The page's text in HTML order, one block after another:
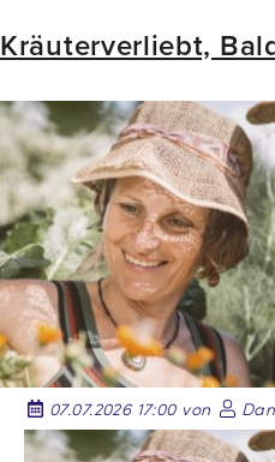
Kräuterverliebt,
07.07.2026 17:00 von